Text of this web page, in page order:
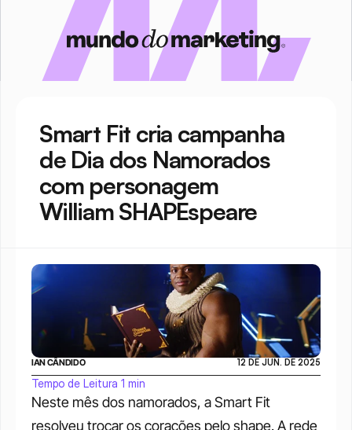
Smart Fit cria campanha
de Dia dos Namorados
com personagem
William SHAPEspeare
Neste mês dos namorados, a Smart Fit
resolveu trocar os corações pelo shape. A rede
IAN CÂNDIDO 12 DE JUN. DE 2025
Tempo de Leitura 1 min